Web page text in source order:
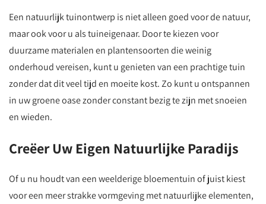
Een natuurlijk tuinontwerp is niet alleen goed voor de natuur,
maar ook voor u als tuineigenaar. Door te kiezen voor
duurzame materialen en plantensoorten die weinig
onderhoud vereisen, kunt u genieten van een prachtige tuin
zonder dat dit veel tijd en moeite kost. Zo kunt u ontspannen
in uw groene oase zonder constant bezig te zijn met snoeien
en wieden.
Creëer Uw Eigen Natuurlijke Paradijs
Of u nu houdt van een weelderige bloementuin of juist kiest
voor een meer strakke vormgeving met natuurlijke elementen,